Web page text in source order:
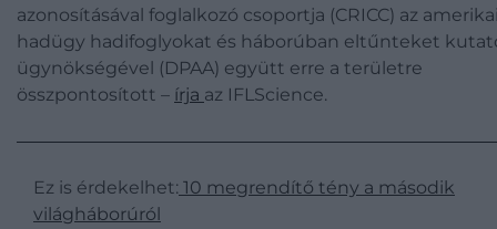
azonosításával foglalkozó csoportja (CRICC) az
hadügy hadifoglyokat és háborúban eltűnteket
ügynökségével (DPAA) együtt erre a területre
összpontosított – írja az IFLScience.
Ez is érdekelhet: 10 megrendítő tény a második
világháborúról